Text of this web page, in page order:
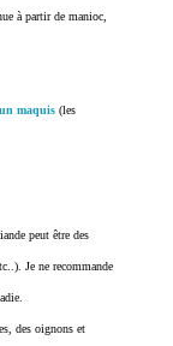
à partir de manioc,
un maquis(les
peut être des
Je ne recommande
des oignons et